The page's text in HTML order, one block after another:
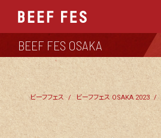
BEEF FES OSAKA
ビーフフェス ビーフフェス OSAKA 2023